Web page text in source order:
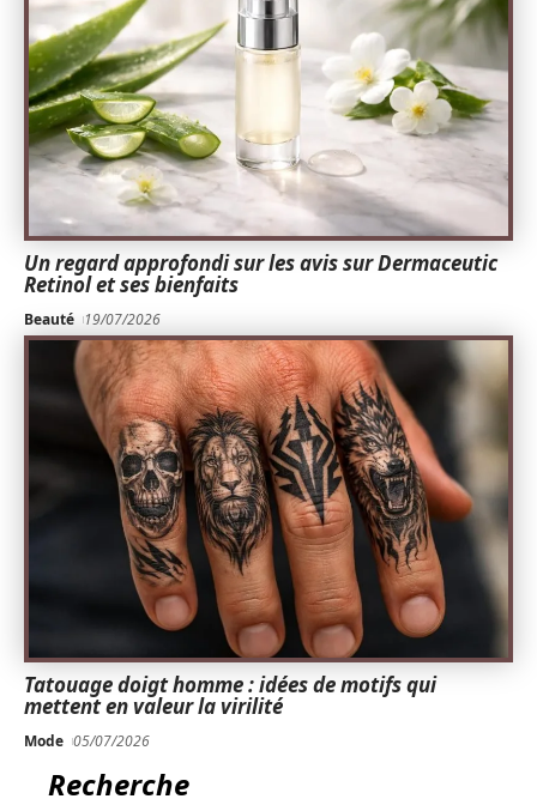
Un regard approfondi sur les avis sur Dermaceutic
Retinol et ses bienfaits
Beauté 19/07/2026
Tatouage doigt homme : idées de motifs qui
mettent en valeur la virilité
Mode 05/07/2026
Recherche